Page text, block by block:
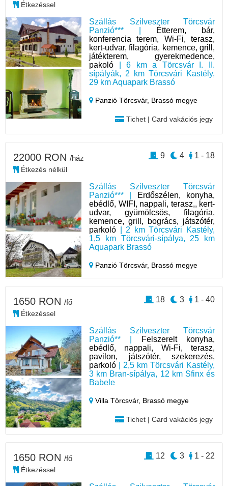
Szállás Szilveszter Törcsvár
Panzió*** |
Étterem, bár,
konferencia terem, Wi-Fi, terasz,
kert-udvar, filagória, kemence, grill,
játékterem, gyerekmedence,
pakoló | 6 km a Törcsvár I. II.
sípályák, 2 km Törcsvári Kastély,
29 km Aquapark Brassó
Panzió Törcsvár, Brassó megye
Tichet | Card vakációs jegy
Étkezéssel
Szállás Szilveszter Törcsvár
Panzió*** |
Erdőszélen, konyha,
ebédlő, WIFI, nappali, terasz,, kert-
udvar, gyümölcsös, filagória,
kemence, grill, bogrács, játszótér,
parkoló | 2 km Törcsvári Kastély,
1,5 km Törcsvári-sípálya, 25 km
Aquapark Brassó
Panzió Törcsvár, Brassó megye
22000 RON /ház
Étkezés nélkül
1 - 18
4
9
Szállás Szilveszter Törcsvár
Panzió** |
Felszerelt konyha,
ebédlő, nappali, Wi-Fi, terasz,
pavilon, játszótér, szekerezés,
parkoló | 2,5 km Törcsvári Kastély,
3 km Bran-sípálya, 12 km Sfinx és
Babele
Villa Törcsvár, Brassó megye
Tichet | Card vakációs jegy
1650 RON /fő
Étkezéssel
1 - 40
3
18
1650 RON /fő
Étkezéssel
1 - 22
3
12